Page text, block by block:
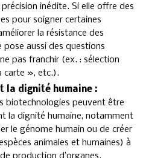
inédite. Si elle offre des
pour soigner certaines
la résistance des
pose aussi des questions
pas franchir (ex. : sélection
carte », etc.).
la dignité humaine :
biotechnologies peuvent être
la dignité humaine, notamment
le génome humain ou de créer
animales et humaines) à